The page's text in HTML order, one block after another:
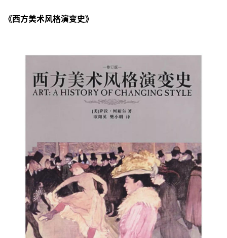
《西方美术风格演变史》